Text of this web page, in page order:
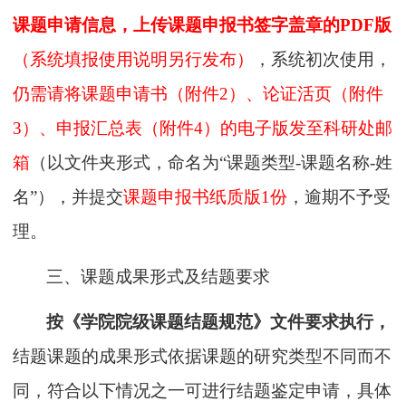
课题申请信息，上传课题申报书签字盖章的PDF版
（系统填报使用说明另行发布）
，系统初次使用，
仍需请将课题申请书（附件2）、论证活页（附件
3）、申报汇总表（附件4）的电子版发至科研处邮
箱 （以文件夹形式，命名为“课题类型-课题名称-姓
名”），并提交课题申报书纸质版1份 ，逾期不予受
理。
三、课题成果形式及结题要求
按 《学院院级课题结题规范》文件要求执行，
结题课题的成果形式依据课题的研究类型不同而不
同，符合以下情况之一可进行结题鉴定申请，具体